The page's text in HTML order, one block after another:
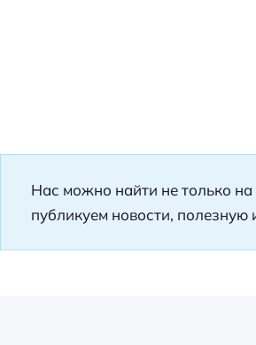
Нас можно найти не только
публикуем новости,